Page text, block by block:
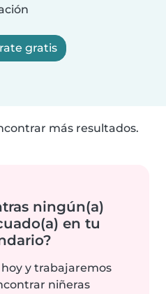
gratis
más resultados.
ningún(a)
en tu
y trabajaremos
niñeras